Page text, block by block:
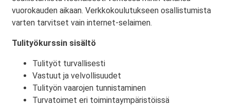
vuorokauden aikaan. Verkkokoulutukseen osallistumista
varten tarvitset vain internet-selaimen.
Tulityökurssin sisältö
Tulityöt turvallisesti
Vastuut ja velvollisuudet
Tulityön vaarojen tunnistaminen
Turvatoimet eri toimintaympäristöissä